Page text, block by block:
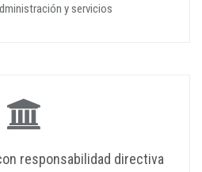
y servicios
responsabilidad directiva